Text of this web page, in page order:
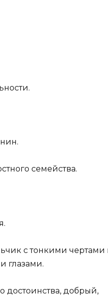
семейства.
с тонкими чертами
глазами.
достоинства, добрый,